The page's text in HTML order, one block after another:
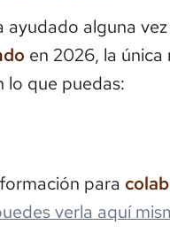
ayudado alguna
en 2026, la única
lo que puedas:
para
verla aquí